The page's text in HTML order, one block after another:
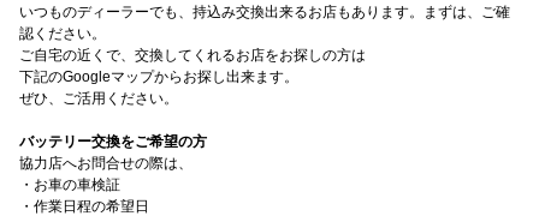
いつものディーラーでも、持込み交換出来るお店もあります。まずは、ご確
認ください。
ご自宅の近くで、交換してくれるお店をお探しの方は
下記のGoogleマップからお探し出来ます。
ぜひ、ご活用ください。
バッテリー交換をご希望の方
協力店へお問合せの際は、
・お車の車検証
・作業日程の希望日